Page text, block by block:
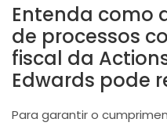
Entenda como
de processos
fiscal da
Edwards pode
Para garantir o